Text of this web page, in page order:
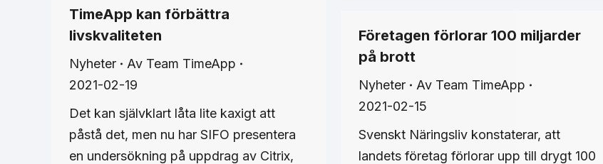
TimeApp kan förbättra
livskvaliteten
Nyheter Av Team TimeApp
2021-02-19
Det kan självklart låta lite kaxigt att
påstå det, men nu har SIFO presentera
en undersökning på uppdrag av Citrix,
Företagen förlorar 100 miljarder
på brott
Nyheter Av Team TimeApp
2021-02-15
Svenskt Näringsliv konstaterar, att
landets företag förlorar upp till drygt 100